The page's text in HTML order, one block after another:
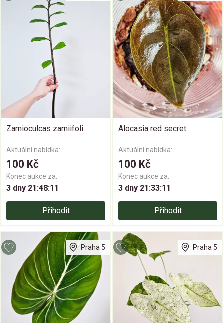
Zamioculcas zamiifoli
Aktuální nabídka:
100 Kč
Konec aukce za:
3 dny 21:48:10
Přihodit
Alocasia red secret
Aktuální nabídka:
100 Kč
Konec aukce za:
3 dny 21:33:10
Přihodit
Praha 5 Praha 5